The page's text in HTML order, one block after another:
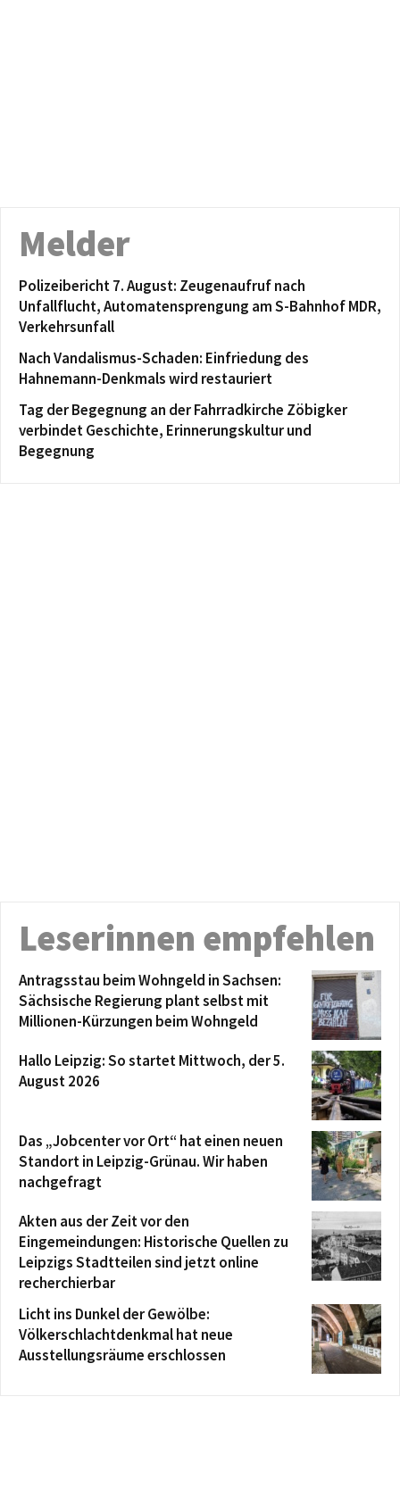
Melder
Polizeibericht 7. August: Zeugenaufruf nach
Unfallflucht, Automatensprengung am S-Bahnhof MDR,
Verkehrsunfall
Nach Vandalismus-Schaden: Einfriedung des
Hahnemann-Denkmals wird restauriert
Tag der Begegnung an der Fahrradkirche Zöbigker
verbindet Geschichte, Erinnerungskultur und
Begegnung
Leserinnen empfehlen
Antragsstau beim Wohngeld in Sachsen:
Sächsische Regierung plant selbst mit
Millionen-Kürzungen beim Wohngeld
Hallo Leipzig: So startet Mittwoch, der 5.
August 2026
Das „Jobcenter vor Ort“ hat einen neuen
Standort in Leipzig-Grünau. Wir haben
nachgefragt
Akten aus der Zeit vor den
Eingemeindungen: Historische Quellen zu
Leipzigs Stadtteilen sind jetzt online
recherchierbar
Licht ins Dunkel der Gewölbe:
Völkerschlachtdenkmal hat neue
Ausstellungsräume erschlossen